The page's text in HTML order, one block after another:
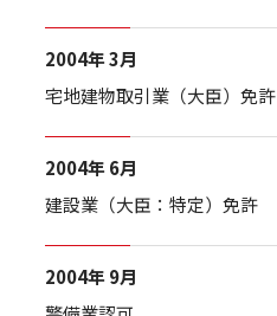
2004年 3月
宅地建物取引業（大臣）免許
2004年 6月
建設業（大臣：特定）免許
2004年 9月